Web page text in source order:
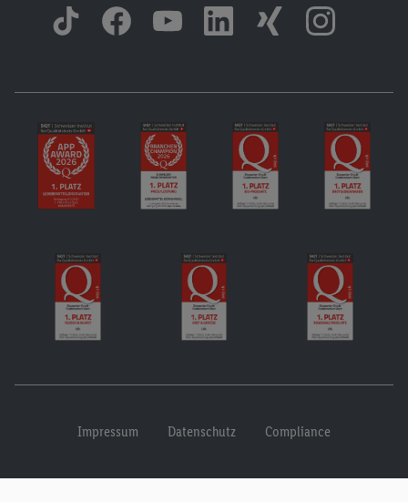
Impressum Datenschutz Compliance